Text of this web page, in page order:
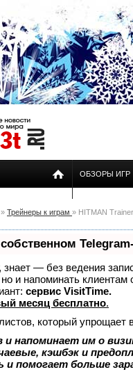
ОБЗОРЫ ИГР
» Трейнеры к играм » HITMAN
знает — без ведения
и напоминать
сервис VisitTime.
месяц бесплатно.
который упрощает
напоминает им о
кэшбэк и
и помогает больше